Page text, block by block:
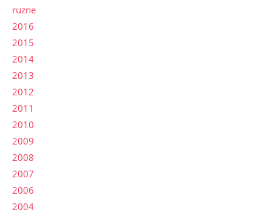
ruzne
2016
2015
2014
2013
2012
2011
2010
2009
2008
2007
2006
2004